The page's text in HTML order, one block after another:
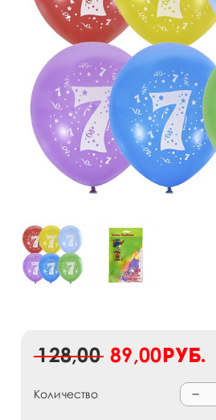
128,00 89,00руб.
Количество